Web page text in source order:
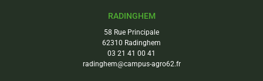
RADINGHEM
58 Rue Principale
62310 Radinghem
03 21 41 00 41
radinghem@campus-agro62.fr